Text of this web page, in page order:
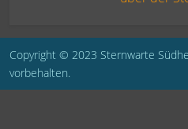
Copyright © 2023 Sternwarte
vorbehalten.